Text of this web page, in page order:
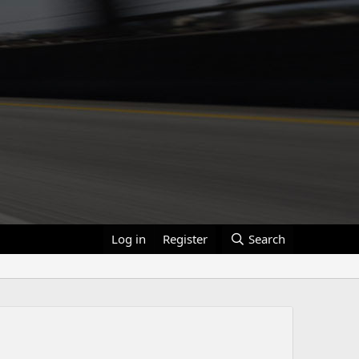
Log in Register Search